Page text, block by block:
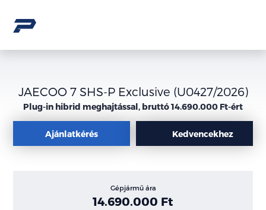
JAECOO 7 SHS-P Exclusive (U0427/2026)
Plug-in hibrid meghajtással, bruttó 14.690.000 Ft-ért
Ajánlatkérés Kedvencekhez
Gépjármű ára
14.690.000 Ft